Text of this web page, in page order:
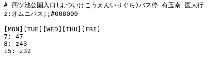
# 四ツ池公園入口(よついけこうえんいりぐち)バス停 有玉南 医大行
z:オムニバス;;#008000
[MON][TUE][WED][THU][FRI]
7: 47
8: z43
15: z32